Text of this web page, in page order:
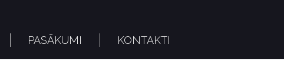
PASĀKUMI KONTAKTI